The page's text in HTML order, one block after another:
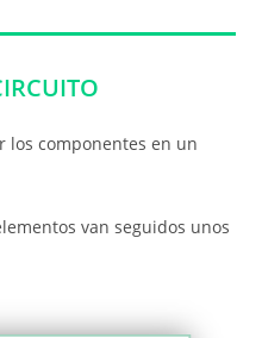
los componentes en un
van seguidos unos